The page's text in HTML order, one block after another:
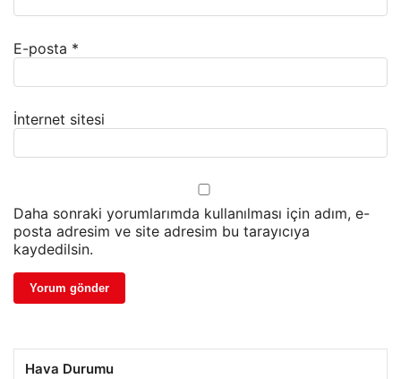
E-posta *
İnternet sitesi
Daha sonraki yorumlarımda kullanılması için adım, e-
posta adresim ve site adresim bu tarayıcıya
kaydedilsin.
Hava Durumu